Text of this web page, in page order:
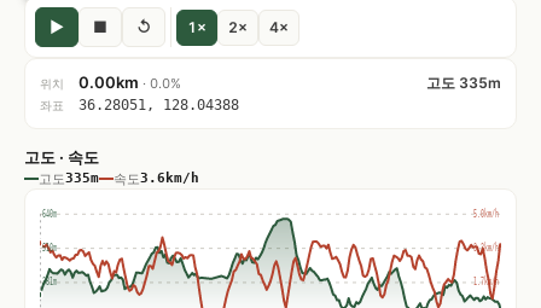
▶ ■ ↺ 1× 2× 4×
위치 0.00km · 0.0% 고도 335m
좌표 36.28051, 128.04388
고도 · 속도
고도335m 속도3.6km/h
640m
510m
381m
5.0km/h
3.3km/h
1.7km/h